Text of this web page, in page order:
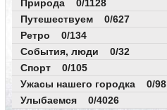
Природа 0/1128
Путешествуем 0/627
Ретро 0/134
События, люди 0/32
Спорт 0/105
Ужасы нашего городка 0/98
Улыбаемся 0/4026